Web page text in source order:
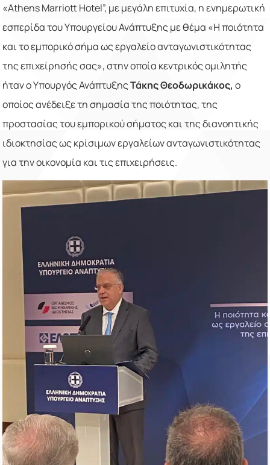
«Athens Marriott Hotel”, με μεγάλη επιτυχία, η ενημερωτική
εσπερίδα του Υπουργείου Ανάπτυξης με θέμα «Η ποιότητα
και το εμπορικό σήμα ως εργαλείο ανταγωνιστικότητας
της επιχείρησής σας», στην οποία κεντρικός ομιλητής
ήταν ο Υπουργός ΑνάπτυξηςΤάκης Θεοδωρικάκος, ο
οποίος ανέδειξε τη σημασία της ποιότητας, της
προστασίας του εμπορικού σήματος και της διανοητικής
ιδιοκτησίας ως κρίσιμων εργαλείων ανταγωνιστικότητας
για την οικονομία και τις επιχειρήσεις.